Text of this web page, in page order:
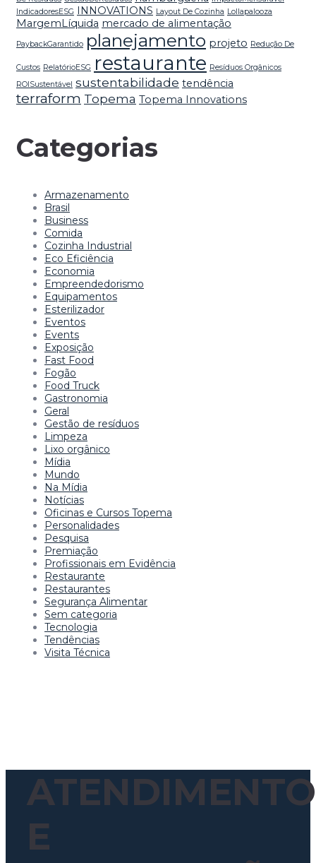
IndicadoresESG INNOVATIONS Layout De Cozinha Lollapalooza
MargemLíquida mercado de alimentação
PaybackGarantido planejamento projeto Redução De
Custos RelatórioESG restaurante Resíduos Orgânicos
ROISustentável sustentabilidade tendência
terraform Topema Topema Innovations
Categorias
Armazenamento
Brasil
Business
Comida
Cozinha Industrial
Eco Eficiência
Economia
Empreendedorismo
Equipamentos
Esterilizador
Eventos
Events
Exposição
Fast Food
Fogão
Food Truck
Gastronomia
Geral
Gestão de resíduos
Limpeza
Lixo orgânico
Mídia
Mundo
Na Mídia
Notícias
Oficinas e Cursos Topema
Personalidades
Pesquisa
Premiação
Profissionais em Evidência
Restaurante
Restaurantes
Segurança Alimentar
Sem categoria
Tecnologia
Tendências
Visita Técnica
ATENDIMENTO
E